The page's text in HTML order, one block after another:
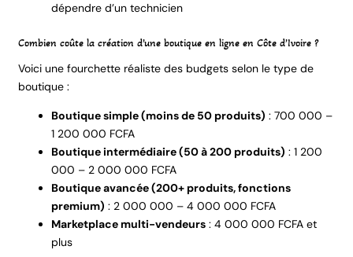
dépendre d’un technicien
Combien coûte la création d’une boutique en ligne en Côte d’Ivoire ?
Voici une fourchette réaliste des budgets selon le type de
boutique :
Boutique simple (moins de 50 produits) : 700 000 –
1 200 000 FCFA
Boutique intermédiaire (50 à 200 produits) : 1 200
000 – 2 000 000 FCFA
Boutique avancée (200+ produits, fonctions
premium) : 2 000 000 – 4 000 000 FCFA
Marketplace multi-vendeurs : 4 000 000 FCFA et
plus